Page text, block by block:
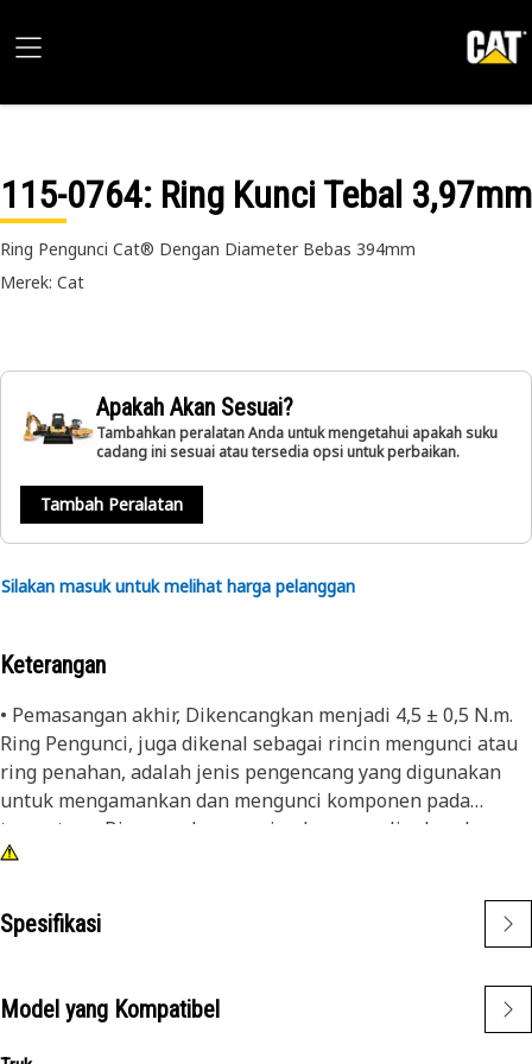
115-0764: Ring Kunci Tebal 3,97mm
Ring Pengunci Cat® Dengan Diameter Bebas 394mm
Merek: Cat
Apakah Akan Sesuai?
Tambahkan peralatan Anda untuk mengetahui apakah suku
cadang ini sesuai atau tersedia opsi untuk perbaikan.
Tambah Peralatan
Silakan masuk untuk melihat harga pelanggan
Keterangan
• Pemasangan akhir, Dikencangkan menjadi 4,5 ± 0,5 N.m.
Ring Pengunci, juga dikenal sebagai rincin mengunci atau
ring penahan, adalah jenis pengencang yang digunakan
untuk mengamankan dan mengunci komponen pada
tempatnya. Biasanya berupa ring logam melingkar dengan
fitur khusus yang memungkinkannya dipasang di alur atau
perpindahan komponen. Tujuan utama ring pengunci
adalah untuk mengamankan dan mengunci komponen di
pembongkaran aksial yang tidak disengaja.
Atribut:
Spesifikasi
Model yang Kompatibel